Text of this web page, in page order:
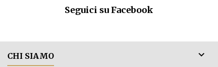
Seguici su Facebook
CHI SIAMO 